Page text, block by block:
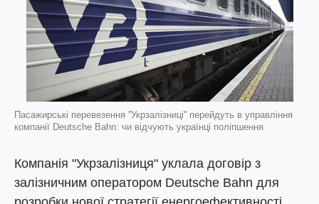
Пасажирські перевезення ''Укрзалізниці'' перейдуть в управління
компанії Deutsche Bahn: чи відчують українці поліпшення
Компанія "Укрзалізниця" уклала договір з
залізничним оператором Deutsche Bahn для